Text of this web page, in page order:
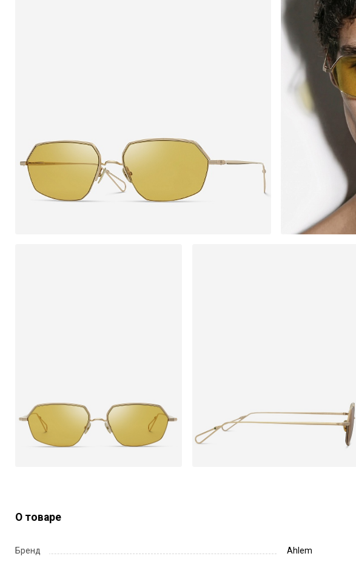
О товаре
Бренд
Ahlem